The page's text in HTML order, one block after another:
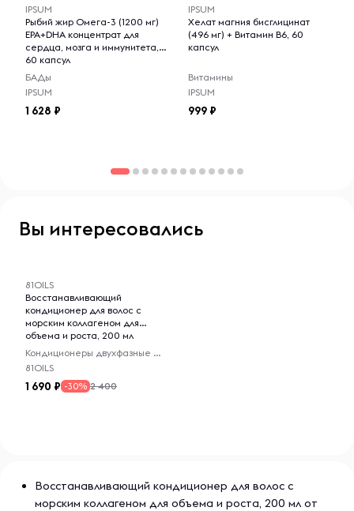
IPSUM
Рыбий жир Омега-3 (1200 мг)
EPA+DHA концентрат для
сердца, мозга и иммунитета,
60 капсул
БАДы
IPSUM
1 628
IPSUM
Хелат магния бисглицинат
(496 мг) + Витамин B6, 60
капсул
Витамины
IPSUM
999
Вы интересовались
81OILS
Восстанавливающий
кондиционер для волос с
морским коллагеном для
объема и роста, 200 мл
Кондиционеры двухфазные для волос
81OILS
1 690 -30% 2 400
Восстанавливающий кондиционер для волос с
морским коллагеном для объема и роста, 200 мл от